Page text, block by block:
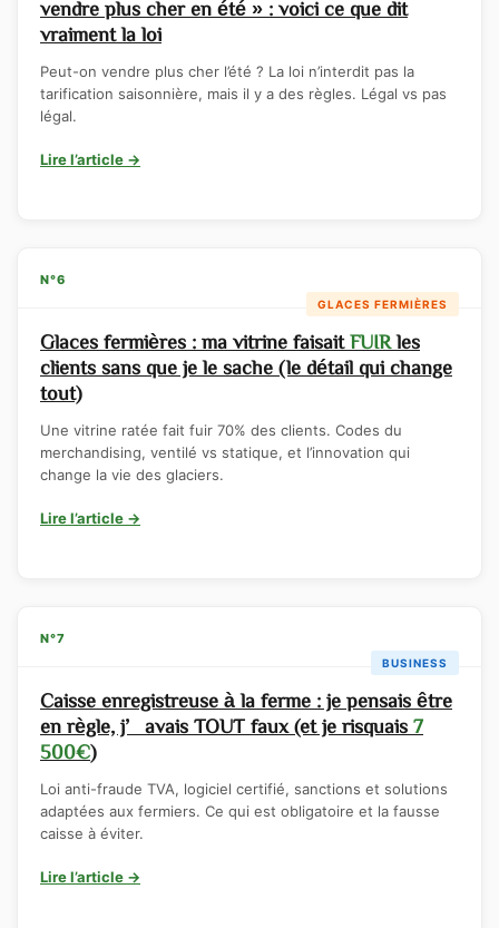
vendre plus cher en été » : voici ce que dit
vraiment la loi
Peut-on vendre plus cher l’été ? La loi n’interdit pas la
tarification saisonnière, mais il y a des règles. Légal vs pas
légal.
Lire l’article →
N°6
GLACES FERMIÈRES
Glaces fermières : ma vitrine faisait FUIR les
clients sans que je le sache (le détail qui change
tout)
Une vitrine ratée fait fuir 70% des clients. Codes du
merchandising, ventilé vs statique, et l’innovation qui
change la vie des glaciers.
Lire l’article →
N°7
BUSINESS
Caisse enregistreuse à la ferme : je pensais être
en règle, j’avais TOUT faux (et je risquais 7
500€)
Loi anti-fraude TVA, logiciel certifié, sanctions et solutions
adaptées aux fermiers. Ce qui est obligatoire et la fausse
caisse à éviter.
Lire l’article →